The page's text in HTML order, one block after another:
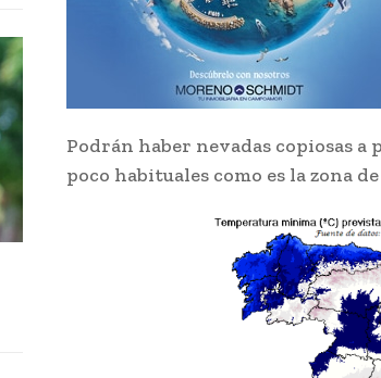
Podrán haber nevadas copiosas
poco habituales como es la zona